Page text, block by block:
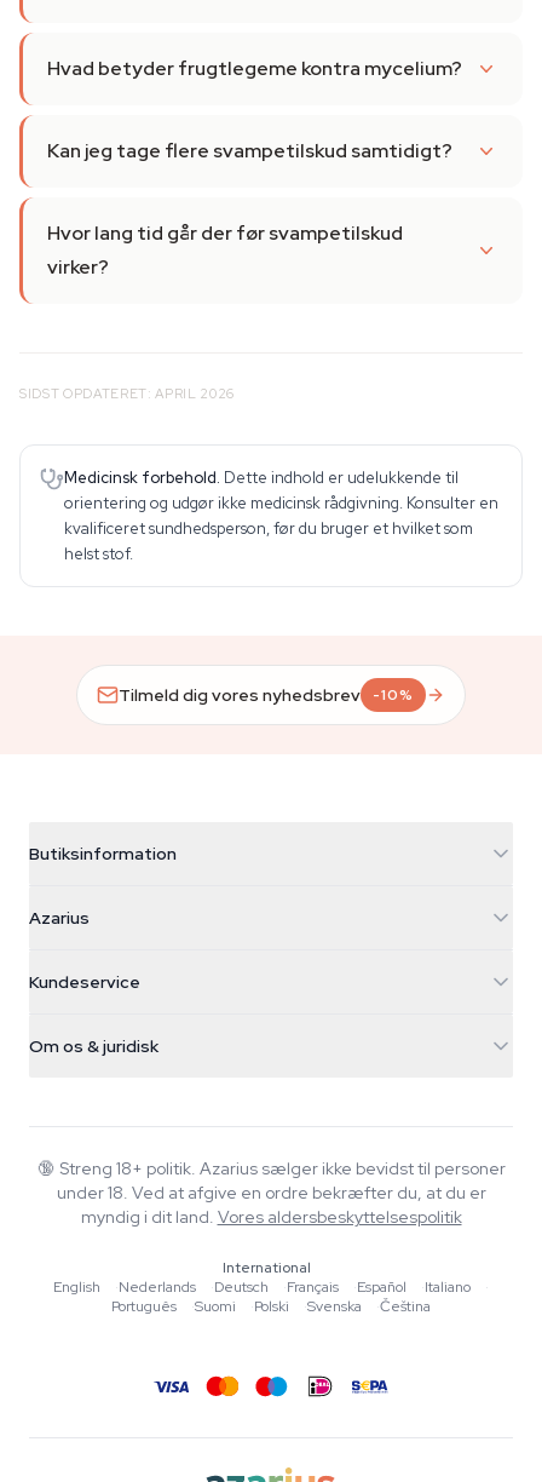
Hvad betyder frugtlegeme kontra mycelium?
Kan jeg tage flere svampetilskud samtidigt?
Hvor lang tid går der før svampetilskud
virker?
SIDST OPDATERET: APRIL 2026
Medicinsk forbehold. Dette indhold er udelukkende til
orientering og udgør ikke medicinsk rådgivning. Konsulter en
kvalificeret sundhedsperson, før du bruger et hvilket som
helst stof.
Tilmeld dig vores nyhedsbrev -10%
Butiksinformation
Galvaniweg 11
Nederland
+31(0)204897914
Azarius
Smokeshop
Kundeservice
Returpolitik
FAQ
Privatlivspolitik
Om os & juridisk
Wiki
Blog
Musik
Redaktionelle standarder
Værktøjer & Beregnere
🔞 Streng 18+ politik. Azarius sælger ikke bevidst til personer
under 18. Ved at afgive en ordre bekræfter du, at du er
myndig i dit land. Vores aldersbeskyttelsespolitik
International
English
·Nederlands ·Deutsch ·Français ·Español ·Italiano
·
Português
·Suomi ·Polski ·Svenska ·Čeština